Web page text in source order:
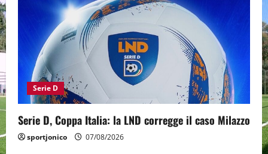
Serie D
Serie D, Coppa Italia: la LND corregge il caso Milazzo
sportjonico 07/08/2026